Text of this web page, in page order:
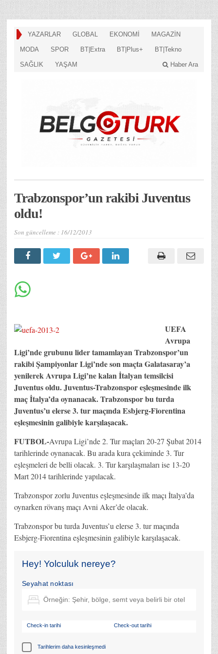
YAZARLAR GLOBAL EKONOMİ MAGAZİN
MODA SPOR BT|Extra BT|Plus+ BT|Tekno
SAĞLIK YAŞAM Haber Ara
Trabzonspor’un rakibi Juventus
oldu!
Son güncelleme : 16/12/2013
UEFA
Avrupa
Ligi’nde grubunu lider tamamlayan Trabzonspor’un
rakibi Şampiyonlar Ligi’nde son maçta Galatasaray’a
yenilerek Avrupa Ligi’ne kalan İtalyan temsilcisi
Juventus oldu. Juventus-Trabzonspor eşleşmesinde ilk
maç İtalya’da oynanacak. Trabzonspor bu turda
Juventus’u elerse 3. tur maçında Esbjerg-Fiorentina
eşleşmesinin galibiyle karşılaşacak.
FUTBOL-Avrupa Ligi’nde 2. Tur maçları 20-27 Şubat 2014
tarihlerinde oynanacak. Bu arada kura çekiminde 3. Tur
eşleşmeleri de belli olacak. 3. Tur karşılaşmaları ise 13-20
Mart 2014 tarihlerinde yapılacak.
Trabzonspor zorlu Juventus eşleşmesinde ilk maçı İtalya’da
oynarken rövanş maçı Avni Aker’de olacak.
Trabzonspor bu turda Juventus’u elerse 3. tur maçında
Esbjerg-Fiorentina eşleşmesinin galibiyle karşılaşacak.
Hey! Yolculuk nereye?
Seyahat noktası
Check-in tarihi Check-out tarihi
Tarihlerim daha kesinleşmedi